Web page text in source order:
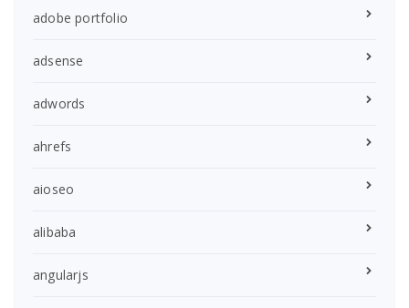
adobe portfolio
adsense
adwords
ahrefs
aioseo
alibaba
angularjs